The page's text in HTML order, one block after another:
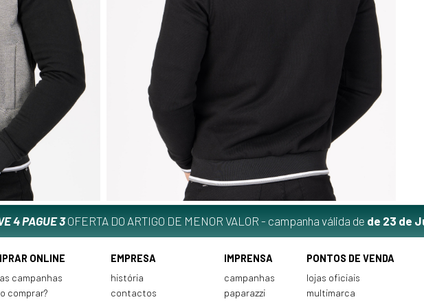
4 PAGUE 3OFERTA DO ARTIGO DE MENOR VALOR - campanha válida de de 23 de
ONLINE
campanhas
comprar?
EMPRESA
história
contactos
IMPRENSA
campanhas
paparazzi
PONTOS DE VENDA
lojas oficiais
multimarca